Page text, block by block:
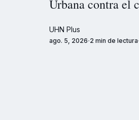
Urbana contra el
UHN Plus
ago. 5, 2026 2 min de lectura